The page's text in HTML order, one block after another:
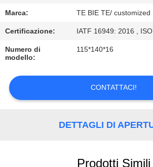
CONTATTICI
NOTIZIE
CASI
Marca: TE BIE TE/ customized
Certificazione: IATF 16949: 2016 ,
Numero di
modello:
115*140*16
CONTATTACI!
DETTAGLI DI
Prodotti Simili